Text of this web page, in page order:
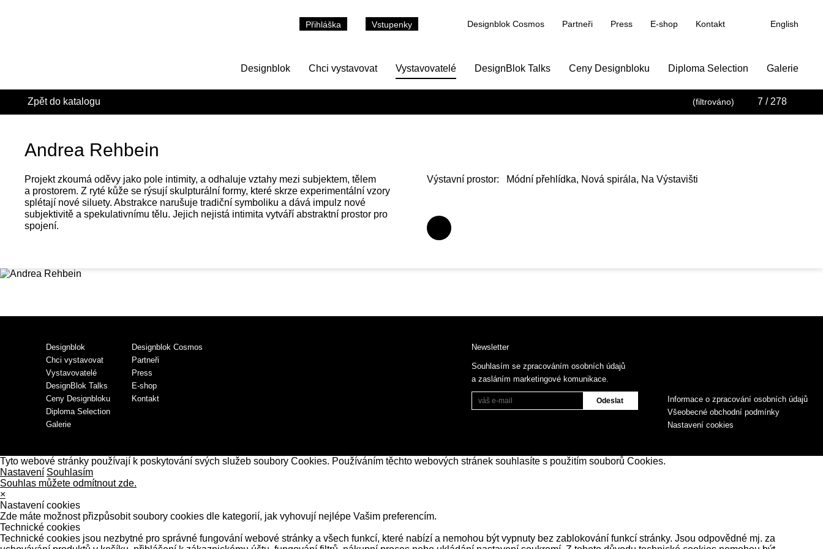
Přihláška Vstupenky Designblok Cosmos Partneři Press E-shop Kontakt English
Designblok Chci vystavovat Vystavovatelé DesignBlok Talks Ceny Designbloku Diploma Selection Galerie
Zpět do katalogu (filtrováno) 7 / 278
Andrea Rehbein
Projekt zkoumá oděvy jako pole intimity, a odhaluje vztahy mezi subjektem, tělem
a prostorem. Z ryté kůže se rýsují skulpturální formy, které skrze experimentální vzory
splétají nové siluety. Abstrakce narušuje tradiční symboliku a dává impulz nové
subjektivitě a spekulativnímu tělu. Jejich nejistá intimita vytváří abstraktní prostor pro
spojení.
Výstavní prostor: Módní přehlídka, Nová spirála, Na Výstavišti
Designblok
Chci vystavovat
Vystavovatelé
DesignBlok Talks
Ceny Designbloku
Diploma Selection
Galerie
Designblok Cosmos
Partneři
Press
E-shop
Kontakt
Informace o zpracování osobních údajů
Všeobecné obchodní podmínky
Nastavení cookies
Newsletter
Souhlasím se zpracováním osobních údajů
a zasláním marketingové komunikace.
Tyto webové stránky používají k poskytování svých služeb soubory Cookies. Používáním těchto webových stránek souhlasíte s použitím souborů Cookies.
Nastavení Souhlasím
Souhlas můžete odmítnout zde.
×
Nastavení cookies
Zde máte možnost přizpůsobit soubory cookies dle kategorií, jak vyhovují nejlépe Vašim preferencím.
Technické cookies
Technické cookies jsou nezbytné pro správné fungování webové stránky a všech funkcí, které nabízí a nemohou být vypnuty bez zablokování funkcí stránky. Jsou odpovědné mj. za